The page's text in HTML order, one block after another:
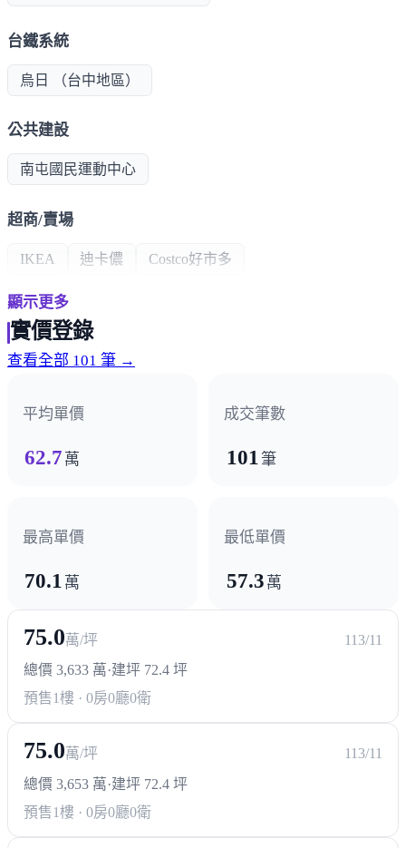
台鐵系統
烏日 （台中地區）
公共建設
南屯國民運動中心
超商/賣場
IKEA 迪卡儂 Costco好市多
熱門商圈
顯示更多
實價登錄
查看全部 101 筆 →
平均單價
62.7 萬
成交筆數
101 筆
最高單價
70.1 萬
最低單價
57.3 萬
75.0萬/坪
113/11
總價 3,633 萬·建坪 72.4 坪
預售1樓 · 0房0廳0衛
75.0萬/坪
113/11
總價 3,653 萬·建坪 72.4 坪
預售1樓 · 0房0廳0衛